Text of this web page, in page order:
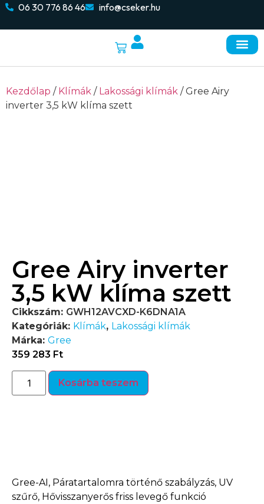
06 30 776 86 46 info@cseker.hu
Kezdőlap / Klímák / Lakossági klímák / Gree Airy
inverter 3,5 kW klíma szett
Gree Airy inverter
3,5 kW klíma szett
Cikkszám: GWH12AVCXD-K6DNA1A
Kategóriák: Klímák, Lakossági klímák
Márka: Gree
359 283 Ft
Kosárba teszem
Gree-AI, Páratartalomra történő szabályzás, UV
szűrő, Hővisszanyerős friss levegő funkció